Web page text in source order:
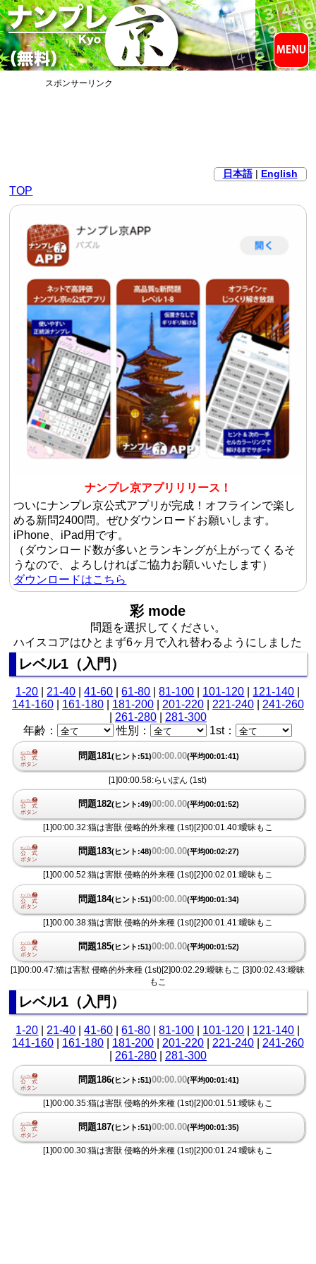
スポンサーリンク
日本語| English
TOP
ナンプレ京アプリリリース！
ついにナンプレ京公式アプリが完成！オフラインで楽し
める新問2400問。ぜひダウンロードお願いします。
iPhone、iPad用です。
（ダウンロード数が多いとランキングが上がってくるそ
うなので、よろしければご協力お願いいたします）
ダウンロードはこちら
彩 mode
問題を選択してください。
ハイスコアはひとまず6ヶ月で入れ替わるようにしました
レベル1（入門）
1-20 21-40 |41-60 |61-80 |81-100 101-120 121-140
141-160| 161-180| 181-200| 201-220| 221-240| 241-260
261-280| 281-300
年齢：
性別： 1st：
問題181(ヒント:51)00:00.00(平均00:01:41)
[1]00:00.58:らいぽん (1st)
問題182(ヒント:49)00:00.00(平均00:01:52)
[1]00:00.32:猫は害獣 侵略的外来種 (1st)[2]00:01.40:曖昧もこ
問題183(ヒント:48)00:00.00(平均00:02:27)
[1]00:00.52:猫は害獣 侵略的外来種 (1st)[2]00:02.01:曖昧もこ
問題184(ヒント:51)00:00.00(平均00:01:34)
[1]00:00.38:猫は害獣 侵略的外来種 (1st)[2]00:01.41:曖昧もこ
問題185(ヒント:51)00:00.00(平均00:01:52)
[1]00:00.47:猫は害獣 侵略的外来種 (1st)[2]00:02.29:曖昧もこ [3]00:02.43:曖昧
もこ
レベル1（入門）
1-20 21-40 |41-60 |61-80 |81-100 101-120 121-140
141-160| 161-180| 181-200| 201-220| 221-240| 241-260
261-280| 281-300
問題186(ヒント:51)00:00.00(平均00:01:41)
[1]00:00.35:猫は害獣 侵略的外来種 (1st)[2]00:01.51:曖昧もこ
問題187(ヒント:51)00:00.00(平均00:01:35)
[1]00:00.30:猫は害獣 侵略的外来種 (1st)[2]00:01.24:曖昧もこ